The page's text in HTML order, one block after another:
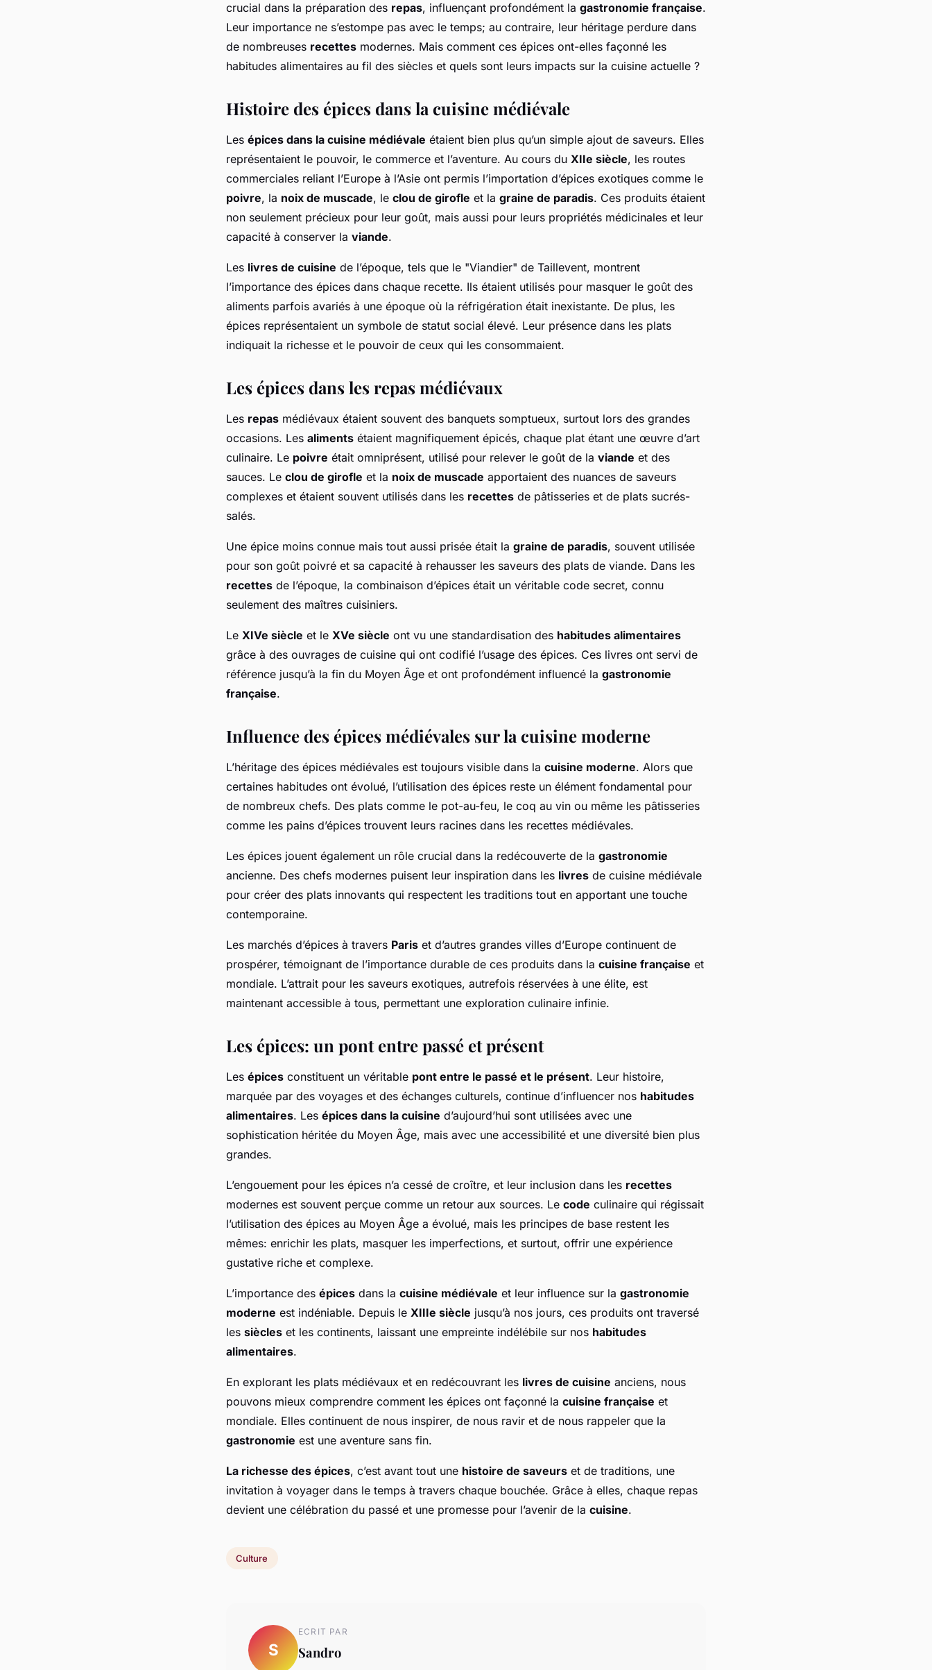
crucial dans la préparation des repas, influençant profondément la gastronomie française.
Leur importance ne s’estompe pas avec le temps; au contraire, leur héritage perdure dans
de nombreuses recettes modernes. Mais comment ces épices ont-elles façonné les
habitudes alimentaires au fil des siècles et quels sont leurs impacts sur la cuisine actuelle ?
Histoire des épices dans la cuisine médiévale
Les épices dans la cuisine médiévale étaient bien plus qu’un simple ajout de saveurs. Elles
représentaient le pouvoir, le commerce et l’aventure. Au cours du XIIe siècle, les routes
commerciales reliant l’Europe à l’Asie ont permis l’importation d’épices exotiques comme le
poivre, la noix de muscade, le clou de girofle et la graine de paradis. Ces produits étaient
non seulement précieux pour leur goût, mais aussi pour leurs propriétés médicinales et leur
capacité à conserver la viande.
Les livres de cuisine de l’époque, tels que le "Viandier" de Taillevent, montrent
l’importance des épices dans chaque recette. Ils étaient utilisés pour masquer le goût des
aliments parfois avariés à une époque où la réfrigération était inexistante. De plus, les
épices représentaient un symbole de statut social élevé. Leur présence dans les plats
indiquait la richesse et le pouvoir de ceux qui les consommaient.
Les épices dans les repas médiévaux
Les repas médiévaux étaient souvent des banquets somptueux, surtout lors des grandes
occasions. Les aliments étaient magnifiquement épicés, chaque plat étant une œuvre d’art
culinaire. Le poivre était omniprésent, utilisé pour relever le goût de la viande et des
sauces. Le clou de girofle et la noix de muscade apportaient des nuances de saveurs
complexes et étaient souvent utilisés dans les recettes de pâtisseries et de plats sucrés-
salés.
Une épice moins connue mais tout aussi prisée était la graine de paradis, souvent utilisée
pour son goût poivré et sa capacité à rehausser les saveurs des plats de viande. Dans les
recettes de l’époque, la combinaison d’épices était un véritable code secret, connu
seulement des maîtres cuisiniers.
Le XIVe siècle et le XVe siècle ont vu une standardisation des habitudes alimentaires
grâce à des ouvrages de cuisine qui ont codifié l’usage des épices. Ces livres ont servi de
référence jusqu’à la fin du Moyen Âge et ont profondément influencé la gastronomie
française.
Influence des épices médiévales sur la cuisine moderne
L’héritage des épices médiévales est toujours visible dans la cuisine moderne. Alors que
certaines habitudes ont évolué, l’utilisation des épices reste un élément fondamental pour
de nombreux chefs. Des plats comme le pot-au-feu, le coq au vin ou même les pâtisseries
comme les pains d’épices trouvent leurs racines dans les recettes médiévales.
Les épices jouent également un rôle crucial dans la redécouverte de la gastronomie
ancienne. Des chefs modernes puisent leur inspiration dans les livres de cuisine médiévale
pour créer des plats innovants qui respectent les traditions tout en apportant une touche
contemporaine.
Les marchés d’épices à travers Paris et d’autres grandes villes d’Europe continuent de
prospérer, témoignant de l’importance durable de ces produits dans la cuisine française et
mondiale. L’attrait pour les saveurs exotiques, autrefois réservées à une élite, est
maintenant accessible à tous, permettant une exploration culinaire infinie.
Les épices: un pont entre passé et présent
Les épices constituent un véritable pont entre le passé et le présent. Leur histoire,
marquée par des voyages et des échanges culturels, continue d’influencer nos habitudes
alimentaires. Les épices dans la cuisine d’aujourd’hui sont utilisées avec une
sophistication héritée du Moyen Âge, mais avec une accessibilité et une diversité bien plus
grandes.
L’engouement pour les épices n’a cessé de croître, et leur inclusion dans les recettes
modernes est souvent perçue comme un retour aux sources. Le code culinaire qui régissait
l’utilisation des épices au Moyen Âge a évolué, mais les principes de base restent les
mêmes: enrichir les plats, masquer les imperfections, et surtout, offrir une expérience
gustative riche et complexe.
L’importance des épices dans la cuisine médiévale et leur influence sur la gastronomie
moderne est indéniable. Depuis le XIIIe siècle jusqu’à nos jours, ces produits ont traversé
les siècles et les continents, laissant une empreinte indélébile sur nos habitudes
alimentaires.
En explorant les plats médiévaux et en redécouvrant les livres de cuisine anciens, nous
pouvons mieux comprendre comment les épices ont façonné la cuisine française et
mondiale. Elles continuent de nous inspirer, de nous ravir et de nous rappeler que la
gastronomie est une aventure sans fin.
La richesse des épices, c’est avant tout une histoire de saveurs et de traditions, une
invitation à voyager dans le temps à travers chaque bouchée. Grâce à elles, chaque repas
devient une célébration du passé et une promesse pour l’avenir de la cuisine.
Culture
S
ECRIT PAR
Sandro